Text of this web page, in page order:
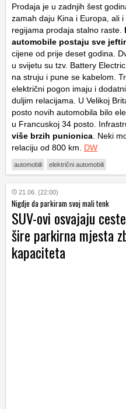
Prodaja je u zadnjih šest
zamah daju Kina i Europa, ali
regijama prodaja stalno raste.
automobile postaju sve
cijene od prije deset godina.
u svijetu su tzv. Battery
na struju i pune se kabelom.
električni pogon imaju i
duljim relacijama. U Velikoj
posto novih automobila bilo
u Francuskoj 34 posto.
više brzih punionica . Neki
relaciju od 800 km. DW
automobili električni automobili
21.06. (22:00)
Nigdje da parkiram svoj mali tenk
SUV-ovi osvajaju
šire parkirna mjesta
kapaciteta